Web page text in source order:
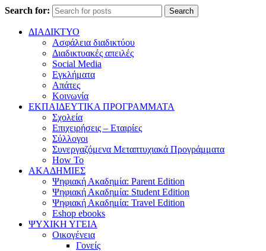
Search for: Search
ΔΙΑΔΙΚΤΥΟ
Ασφάλεια διαδικτύου
Διαδικτυακές απειλές
Social Media
Εγκλήματα
Απάτες
Κοινωνία
ΕΚΠΑΙΔΕΥΤΙΚΑ ΠΡΟΓΡΑΜΜΑΤΑ
Σχολεία
Επιχειρήσεις – Εταιρίες
Σύλλογοι
Συνεργαζόμενα Μεταπτυχιακά Προγράμματα
How To
ΑΚΑΔΗΜΙΕΣ
Ψηφιακή Ακαδημία: Parent Edition
Ψηφιακή Ακαδημία: Student Edition
Ψηφιακή Ακαδημία: Travel Edition
Eshop ebooks
ΨΥΧΙΚΗ ΥΓΕΙΑ
Οικογένεια
Γονείς